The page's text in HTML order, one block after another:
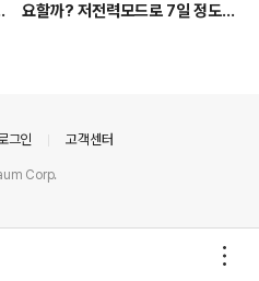
요할까? 저전력모드로 7일 정도
그인 고객센터
Corp.